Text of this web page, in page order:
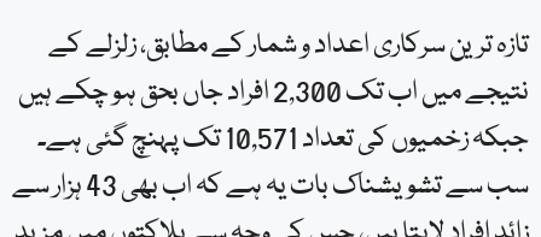
تازہ ترین سرکاری اعداد و شمار کے مطابق، زلزلے کے
نتیجے میں اب تک 2,300 افراد جاں بحق ہو چکے ہیں
جبکہ زخمیوں کی تعداد 10,571 تک پہنچ گئی ہے۔
سب سے تشویشناک بات یہ ہے کہ اب بھی 43 ہزار سے